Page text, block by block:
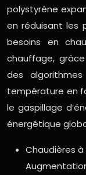
polystyrène
en réduisant les
besoins en
chauffage,
des
température en
le gaspillage
énergétique
Chaudières